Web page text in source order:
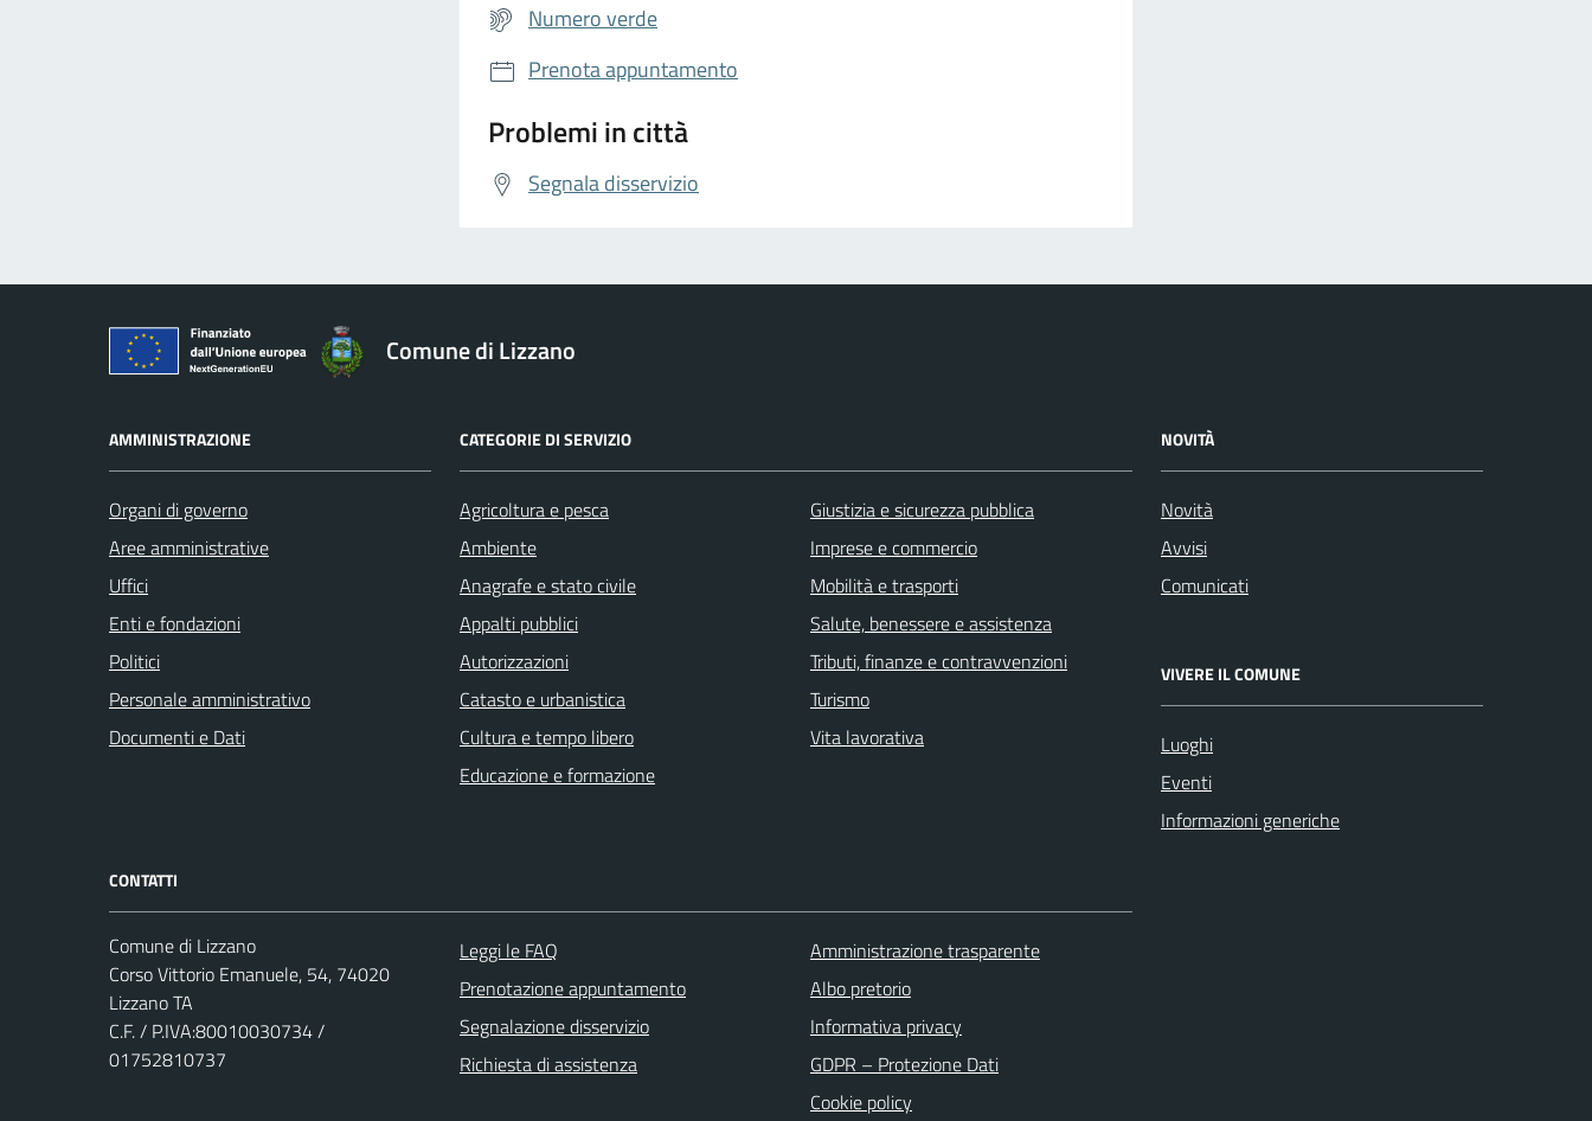
Numero verde
Prenota appuntamento
Problemi in città
Segnala disservizio
Comune di Lizzano
AMMINISTRAZIONE
Organi di governo
Aree amministrative
Uffici
Enti e fondazioni
Politici
Personale amministrativo
Documenti e Dati
CATEGORIE DI SERVIZIO
Agricoltura e pesca
Ambiente
Anagrafe e stato civile
Appalti pubblici
Autorizzazioni
Catasto e urbanistica
Cultura e tempo libero
Educazione e formazione
Giustizia e sicurezza pubblica
Imprese e commercio
Mobilità e trasporti
Salute, benessere e assistenza
Tributi, finanze e contravvenzioni
Turismo
Vita lavorativa
NOVITÀ
Novità
Avvisi
Comunicati
VIVERE IL COMUNE
Luoghi
Eventi
Informazioni generiche
CONTATTI
Comune di Lizzano
Corso Vittorio Emanuele, 54, 74020
Lizzano TA
C.F. / P.IVA:80010030734 /
01752810737
Leggi le FAQ
Prenotazione appuntamento
Segnalazione disservizio
Richiesta di assistenza
Amministrazione trasparente
Albo pretorio
Informativa privacy
GDPR – Protezione Dati
Cookie policy